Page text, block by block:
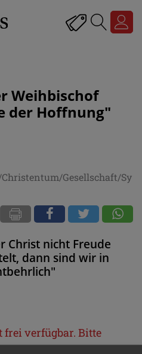
Weihbischof
der Hoffnung"
Gesellschaft/Sy
Christ nicht Freude
dann sind wir in
frei verfügbar. Bitte